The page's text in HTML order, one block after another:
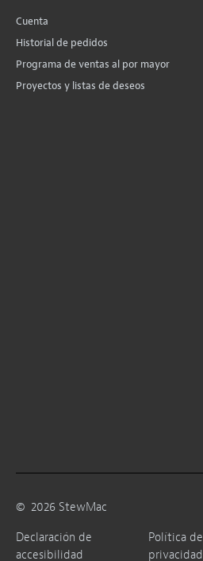
Cuenta
Historial de pedidos
Programa de ventas al por mayor
Proyectos y listas de deseos
© 2026 StewMac
Declaración de
accesibilidad
Política de
privacidad